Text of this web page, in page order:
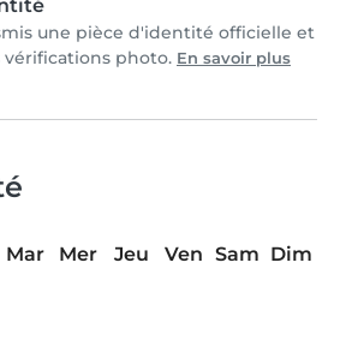
une pièce d'identité officielle et
photo. En savoir plus
Mar Mer Jeu Ven Sam Dim